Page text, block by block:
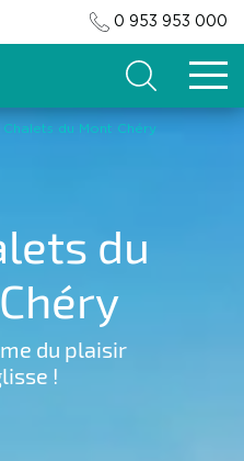
0 953 953 000
Search
Chalets du Mont Chéry
du
du plaisir
!